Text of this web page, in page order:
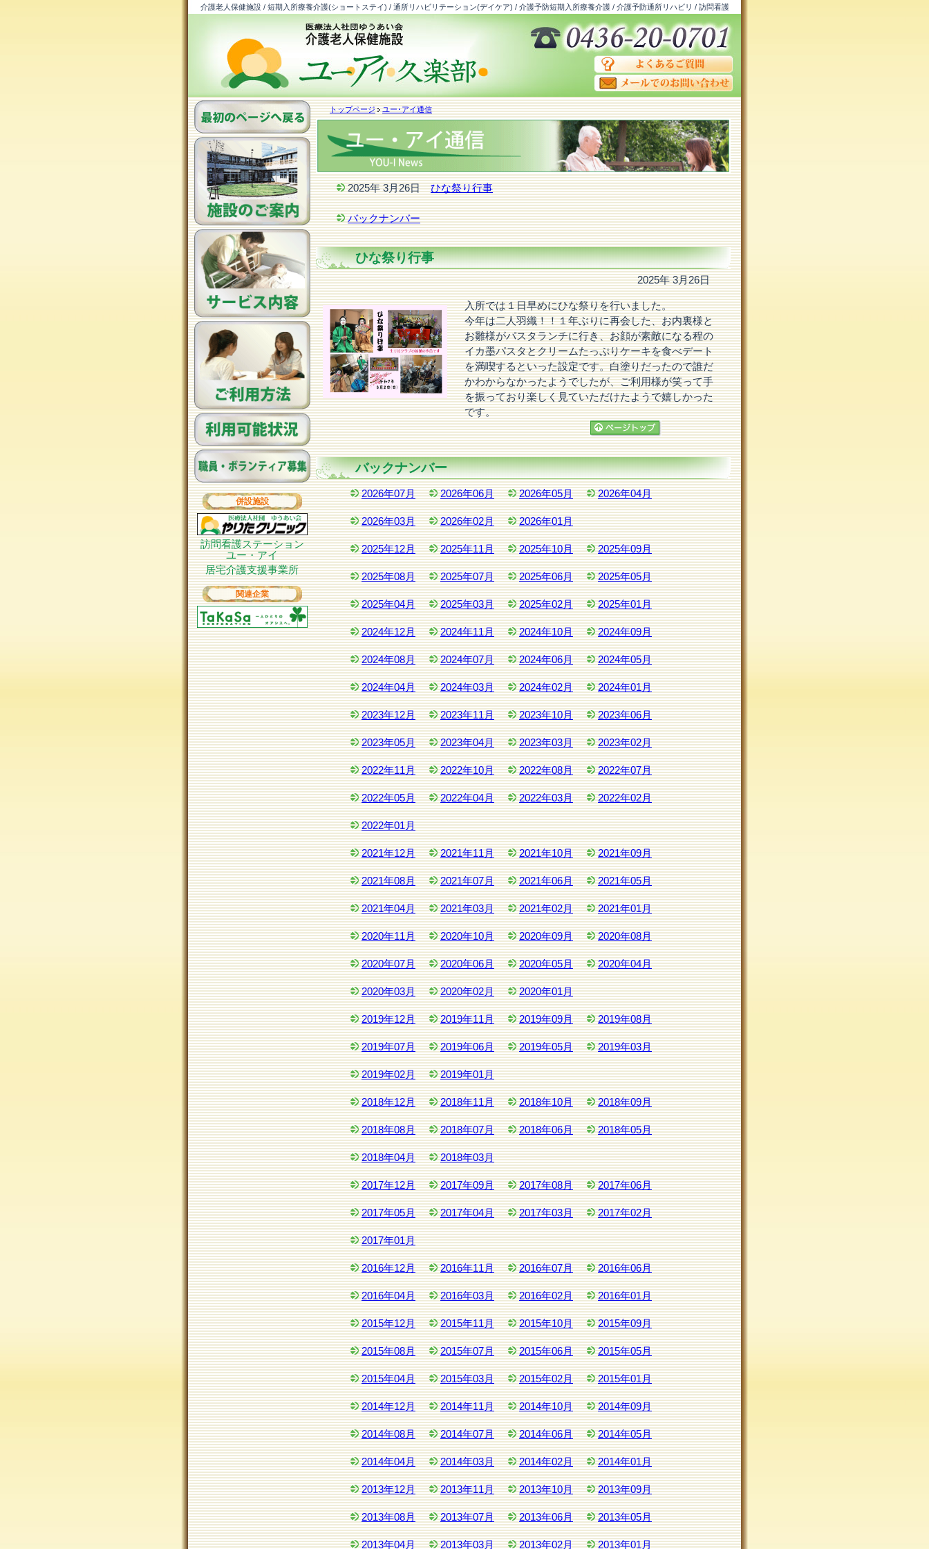
介護老人保健施設 / 短期入所療養介護(ショートステイ) / 通所リハビリテーション(デイケア) / 介護予防短期入所療養介護 / 介護予防通所リハビリ / 訪問看護
併設施設
訪問看護ステーション
ユー・アイ
居宅介護支援事業所
関連企業
トップページ ユー･アイ通信
2025年 3月26日ひな祭り行事
バックナンバー
ひな祭り行事
2025年 3月26日
入所では１日早めにひな祭りを行いました。
今年は二人羽織！！１年ぶりに再会した、お内裏様と
お雛様がパスタランチに行き、お顔が素敵になる程の
イカ墨パスタとクリームたっぷりケーキを食べデート
を満喫するといった設定です。白塗りだったので誰だ
かわからなかったようでしたが、ご利用様が笑って手
を振っており楽しく見ていただけたようで嬉しかった
です。
バックナンバー
2026年07月 2026年06月 2026年05月 2026年04月
2026年03月 2026年02月 2026年01月
2025年12月 2025年11月 2025年10月 2025年09月
2025年08月 2025年07月 2025年06月 2025年05月
2025年04月 2025年03月 2025年02月 2025年01月
2024年12月 2024年11月 2024年10月 2024年09月
2024年08月 2024年07月 2024年06月 2024年05月
2024年04月 2024年03月 2024年02月 2024年01月
2023年12月 2023年11月 2023年10月 2023年06月
2023年05月 2023年04月 2023年03月 2023年02月
2022年11月 2022年10月 2022年08月 2022年07月
2022年05月 2022年04月 2022年03月 2022年02月
2022年01月
2021年12月 2021年11月 2021年10月 2021年09月
2021年08月 2021年07月 2021年06月 2021年05月
2021年04月 2021年03月 2021年02月 2021年01月
2020年11月 2020年10月 2020年09月 2020年08月
2020年07月 2020年06月 2020年05月 2020年04月
2020年03月 2020年02月 2020年01月
2019年12月 2019年11月 2019年09月 2019年08月
2019年07月 2019年06月 2019年05月 2019年03月
2019年02月 2019年01月
2018年12月 2018年11月 2018年10月 2018年09月
2018年08月 2018年07月 2018年06月 2018年05月
2018年04月 2018年03月
2017年12月 2017年09月 2017年08月 2017年06月
2017年05月 2017年04月 2017年03月 2017年02月
2017年01月
2016年12月 2016年11月 2016年07月 2016年06月
2016年04月 2016年03月 2016年02月 2016年01月
2015年12月 2015年11月 2015年10月 2015年09月
2015年08月 2015年07月 2015年06月 2015年05月
2015年04月 2015年03月 2015年02月 2015年01月
2014年12月 2014年11月 2014年10月 2014年09月
2014年08月 2014年07月 2014年06月 2014年05月
2014年04月 2014年03月 2014年02月 2014年01月
2013年12月 2013年11月 2013年10月 2013年09月
2013年08月 2013年07月 2013年06月 2013年05月
2013年04月 2013年03月 2013年02月 2013年01月